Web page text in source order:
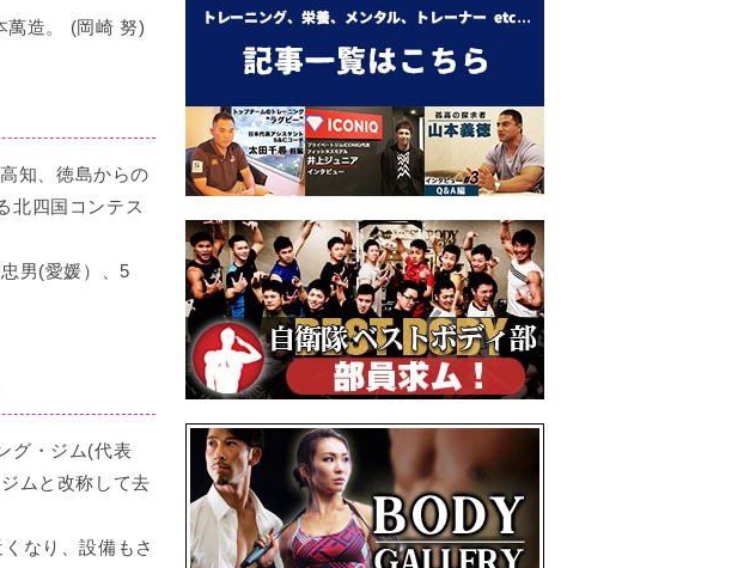
萬造。 (岡崎 努)
知、徳島からの
北四国コンテス
男(愛媛）、5
グ・ジム(代表
ムと改称して去
なり、設備もさ